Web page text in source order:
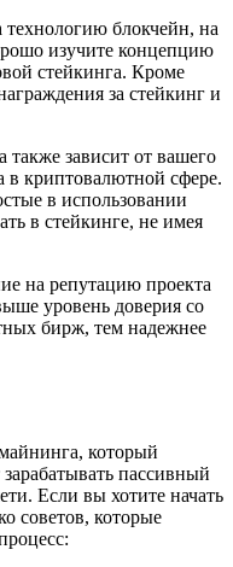
блокчейн, на
изучите концепцию
стейкинга. Кроме
за стейкинг и
зависит от вашего
в криптовалютной сфере.
в использовании
в стейкинге, не имея
на репутацию проекта
уровень доверия со
бирж, тем надежнее
который
пассивный
Если вы хотите начать
советов, которые